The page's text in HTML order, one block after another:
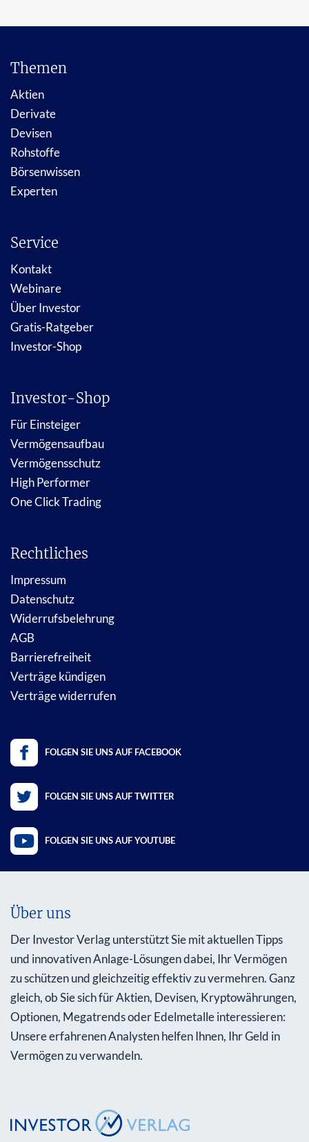
Themen
Aktien
Derivate
Devisen
Rohstoffe
Börsenwissen
Experten
Service
Kontakt
Webinare
Über Investor
Gratis-Ratgeber
Investor-Shop
Investor-Shop
Für Einsteiger
Vermögensaufbau
Vermögensschutz
High Performer
One Click Trading
Rechtliches
Impressum
Datenschutz
Widerrufsbelehrung
AGB
Barrierefreiheit
Verträge kündigen
Verträge widerrufen
FOLGEN SIE UNS AUF FACEBOOK
FOLGEN SIE UNS AUF TWITTER
FOLGEN SIE UNS AUF YOUTUBE
Über uns
Der Investor Verlag unterstützt Sie mit aktuellen Tipps
und innovativen Anlage-Lösungen dabei, Ihr Vermögen
zu schützen und gleichzeitig effektiv zu vermehren. Ganz
gleich, ob Sie sich für Aktien, Devisen, Kryptowährungen,
Optionen, Megatrends oder Edelmetalle interessieren:
Unsere erfahrenen Analysten helfen Ihnen, Ihr Geld in
Vermögen zu verwandeln.